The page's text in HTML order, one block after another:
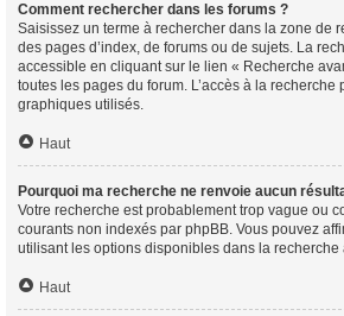
Comment rechercher dans les forums ?
Saisissez un terme à rechercher dans la zone de
des pages d’index, de forums ou de sujets. La
accessible en cliquant sur le lien « Recherche
toutes les pages du forum. L’accès à la
graphiques utilisés.
Haut
Pourquoi ma recherche ne renvoie aucun
Votre recherche est probablement trop vague ou
courants non indexés par phpBB. Vous pouvez
utilisant les options disponibles dans la recherche
Haut